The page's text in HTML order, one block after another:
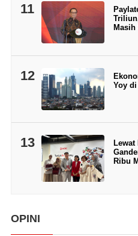
11
Masih
12
Yoy
13
Lewat
Ribu
OPINI